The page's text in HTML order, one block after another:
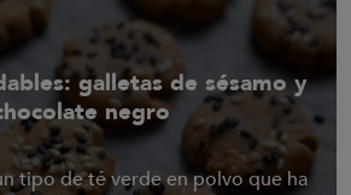
galletas de sésamo y
negro
tipo de té verde en polvo que ha